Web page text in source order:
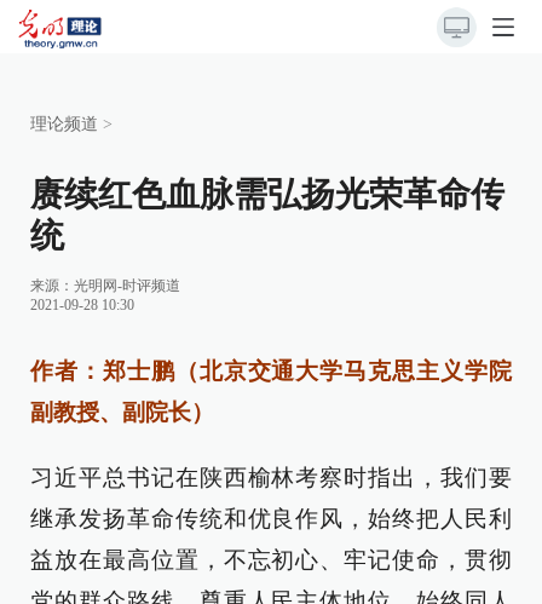
理论频道 >
赓续红色血脉需弘扬光荣革命传
统
来源： 光明网-时评频道
2021-09-28 10:30
作者：郑士鹏（北京交通大学马克思主义学院
副教授、副院长）
习近平总书记在陕西榆林考察时指出，我们要
继承发扬革命传统和优良作风，始终把人民利
益放在最高位置，不忘初心、牢记使命，贯彻